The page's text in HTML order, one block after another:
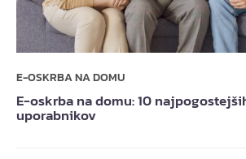
E-OSKRBA NA DOMU
E-oskrba na domu: 10
uporabnikov